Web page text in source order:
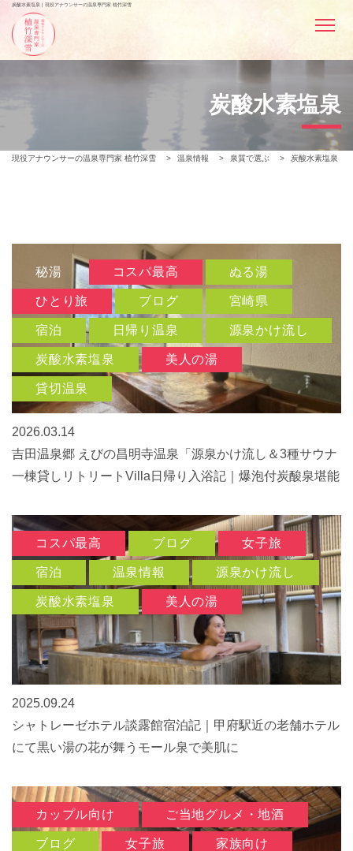
炭酸水素塩泉 | 現役アナウンサーの温泉専門家 植竹深雪
炭酸水素塩泉
現役アナウンサーの温泉専門家 植竹深雪 > 温泉情報 > 泉質で選ぶ > 炭酸水素塩泉
秘湯 コスパ最高 ぬる湯
ひとり旅 ブログ 宮崎県
宿泊 日帰り温泉 源泉かけ流し
炭酸水素塩泉 美人の湯
貸切温泉
2026.03.14
吉田温泉郷 えびの昌明寺温泉「源泉かけ流し＆3種サウナ
一棟貸しリトリートVilla日帰り入浴記｜爆泡付炭酸泉堪能
コスパ最高 ブログ 女子旅
宿泊 温泉情報 源泉かけ流し
炭酸水素塩泉 美人の湯
2025.09.24
シャトレーゼホテル談露館宿泊記｜甲府駅近の老舗ホテル
にて黒い湯の花が舞うモール泉で美肌に
カップル向け ご当地グルメ・地酒
ブログ 女子旅 家族向け